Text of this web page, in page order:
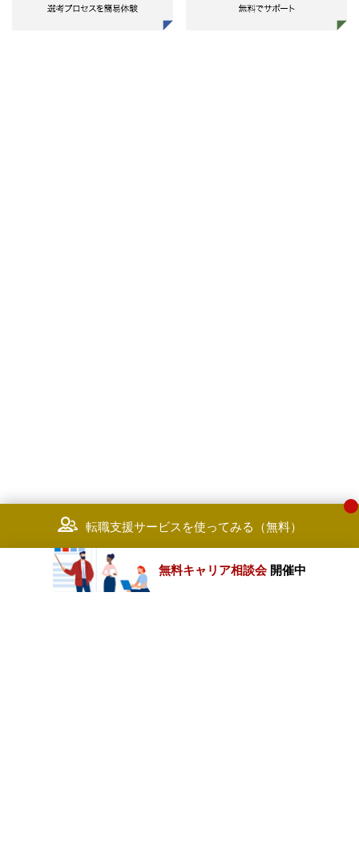
転職支援サービスを使ってみる（無料）
無料キャリア相談会 開催中